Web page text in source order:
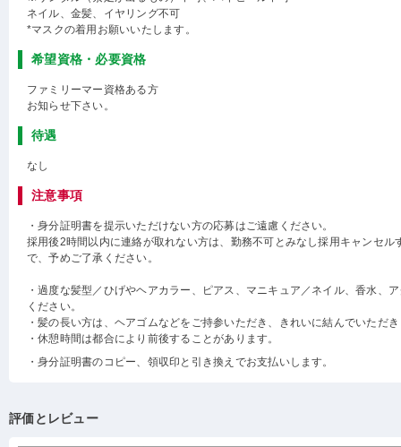
ネイル、金髪、イヤリング不可
*マスクの着用お願いいたします。
希望資格・必要資格
ファミリーマー資格ある方
お知らせ下さい。
待遇
なし
注意事項
・身分証明書を提示いただけない方の応募はご遠慮ください。
採用後2時間以内に連絡が取れない方は、勤務不可とみなし採用キャンセル
で、予めご了承ください。
・過度な髪型／ひげやヘアカラー、ピアス、マニキュア／ネイル、香水、
ください。
・髪の長い方は、ヘアゴムなどをご持参いただき、きれいに結んでいただ
・休憩時間は都合により前後することがあります。
・身分証明書のコピー、領収印と引き換えでお支払いします。
評価とレビュー